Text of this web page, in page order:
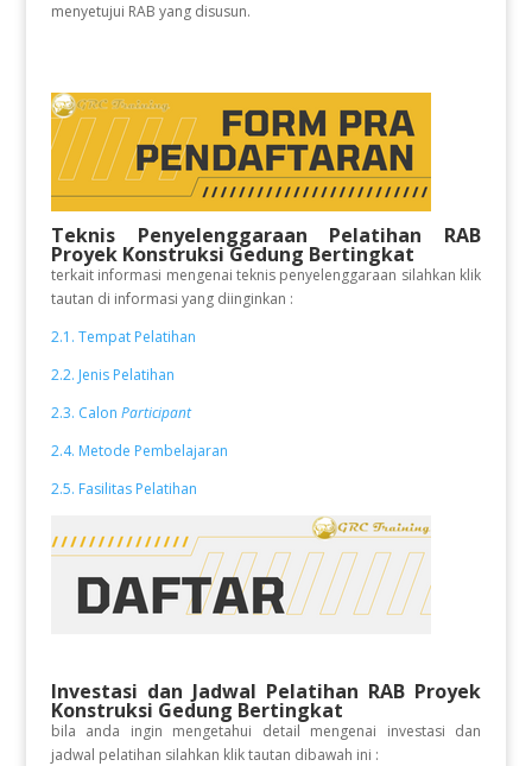
menyetujui RAB yang disusun.
Teknis Penyelenggaraan Pelatihan RAB
Proyek Konstruksi Gedung Bertingkat
terkait informasi mengenai teknis penyelenggaraan silahkan klik
tautan di informasi yang diinginkan :
2.1. Tempat Pelatihan
2.2. Jenis Pelatihan
2.3. Calon Participant
2.4. Metode Pembelajaran
2.5. Fasilitas Pelatihan
Investasi dan Jadwal Pelatihan RAB Proyek
Konstruksi Gedung Bertingkat
bila anda ingin mengetahui detail mengenai investasi dan
jadwal pelatihan silahkan klik tautan dibawah ini :